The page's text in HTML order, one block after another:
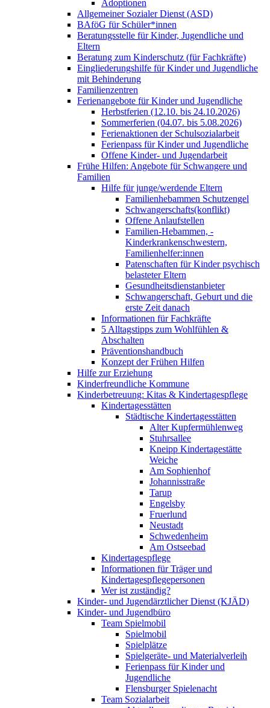
Adoptionen
Allgemeiner Sozialer Dienst (ASD)
BAföG für Schüler*innen
Beratungsstelle für Kinder, Jugendliche und
Eltern
Beratung zum Kinderschutz (für Fachkräfte)
Eingliederungshilfe für Kinder und Jugendliche
mit Behinderung
Familienzentren
Ferienangebote für Kinder und Jugendliche
Herbstferien (12.10. bis 24.10.2026)
Sommerferien (04.07. bis 5.08.2026)
Ferienaktionen der Schulsozialarbeit
Ferienpass für Kinder und Jugendliche
Offene Kinder- und Jugendarbeit
Frühe Hilfen: Angebote für Schwangere und
Familien
Hilfe für junge/werdende Eltern
Familienhebammen Schutzengel
Schwangerschafts(konflikt)
Offene Anlaufstellen
Familien-Hebammen, -
Kinderkrankenschwestern,
Familienhelfer:innen
Patenschaften für Kinder psychisch
belasteter Eltern
Gesundheitsdienstanbieter
Schwangerschaft, Geburt und die
erste Zeit danach
Informationen für Fachkräfte
5 Alltagstipps zum Wohlfühlen &
Abschalten
Präventionshandbuch
Konzept der Frühen Hilfen
Hilfe zur Erziehung
Kinderfreundliche Kommune
Kinderbetreuung: Kitas & Kindertagespflege
Kindertagesstätten
Städtische Kindertagesstätten
Alter Kupfermühlenweg
Stuhrsallee
Kneipp Kindertagestätte
Weiche
Am Sophienhof
Johannisstraße
Tarup
Engelsby
Fruerlund
Neustadt
Schwedenheim
Am Ostseebad
Kindertagespflege
Informationen für Träger und
Kindertagespflegepersonen
Wer ist zuständig?
Kinder- und Jugendärztlicher Dienst (KJÄD)
Kinder- und Jugendbüro
Team Spielmobil
Spielmobil
Spielplätze
Spielgeräte- und Materialverleih
Ferienpass für Kinder und
Jugendliche
Flensburger Spielenacht
Team Sozialarbeit